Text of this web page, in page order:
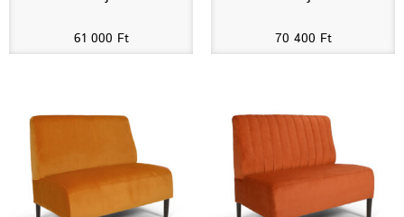
61 000 Ft 70 400 Ft